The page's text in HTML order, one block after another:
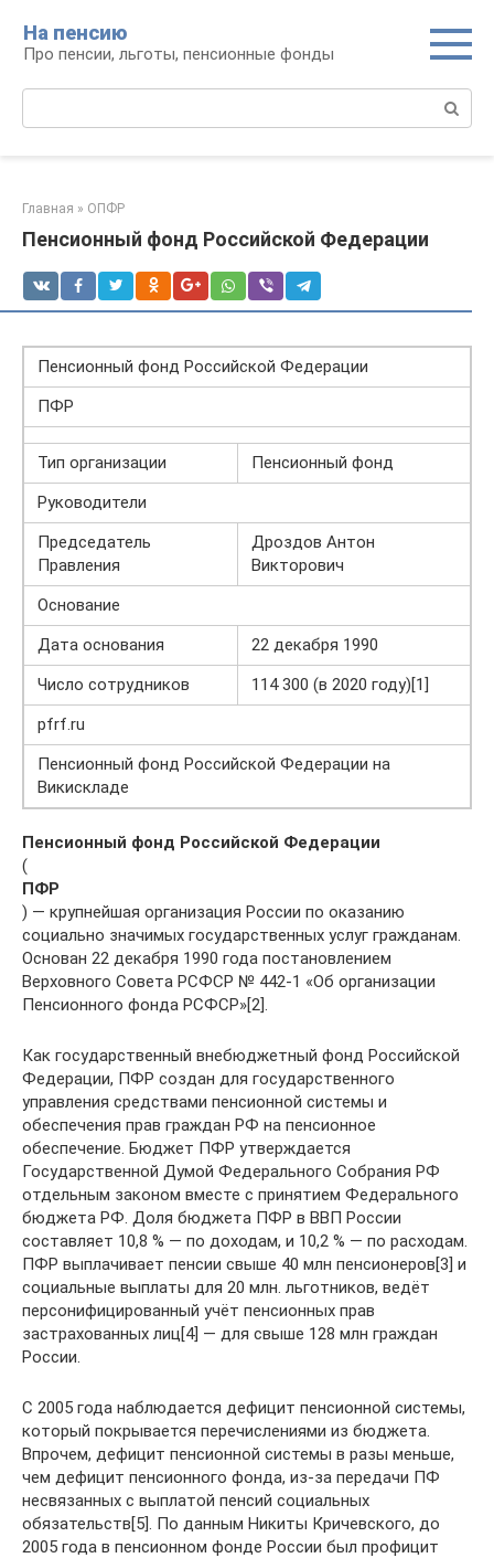
контенту
На пенсию
Про пенсии, льготы, пенсионные фонды
Главная » ОПФР
Пенсионный фонд Российской Федерации
Пенсионный фонд Российской Федерации
ПФР
Тип организации
Пенсионный фонд
Руководители
Председатель
Правления
Дроздов Антон
Викторович
Основание
Дата основания
22 декабря 1990
Число сотрудников
114 300 (в 2020 году)[1]
pfrf.ru
Пенсионный фонд Российской Федерации на
Викискладе
Пенсионный фонд Российской Федерации
(
ПФР
) — крупнейшая организация России по оказанию
социально значимых государственных услуг гражданам.
Основан 22 декабря 1990 года постановлением
Верховного Совета РСФСР № 442-1 «Об организации
Пенсионного фонда РСФСР»[2].
Как государственный внебюджетный фонд Российской
Федерации, ПФР создан для государственного
управления средствами пенсионной системы и
обеспечения прав граждан РФ на пенсионное
обеспечение. Бюджет ПФР утверждается
Государственной Думой Федерального Собрания РФ
отдельным законом вместе с принятием Федерального
бюджета РФ. Доля бюджета ПФР в ВВП России
составляет 10,8 % — по доходам, и 10,2 % — по расходам.
ПФР выплачивает пенсии свыше 40 млн пенсионеров[3] и
социальные выплаты для 20 млн. льготников, ведёт
персонифицированный учёт пенсионных прав
застрахованных лиц[4] — для свыше 128 млн граждан
России.
С 2005 года наблюдается дефицит пенсионной системы,
который покрывается перечислениями из бюджета.
Впрочем, дефицит пенсионной системы в разы меньше,
чем дефицит пенсионного фонда, из-за передачи ПФ
несвязанных с выплатой пенсий социальных
обязательств[5]. По данным Никиты Кричевского, до
2005 года в пенсионном фонде России был профицит